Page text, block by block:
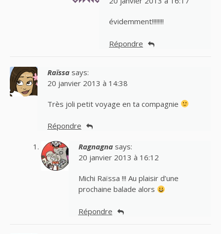
évidemment!!!!!!!!
Répondre
Raïssa says:
20 janvier 2013 à 14:38
Très joli petit voyage en ta compagnie
Répondre
Ragnagna says:
20 janvier 2013 à 16:12
Michi Raïssa !!! Au plaisir d’une
prochaine balade alors
Répondre